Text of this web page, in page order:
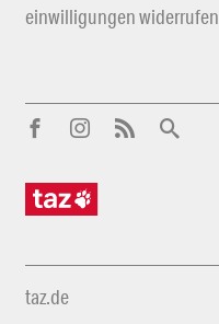
einwilligungen widerrufen
taz.de